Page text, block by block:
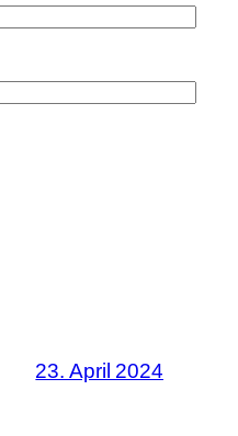
23. April 2024